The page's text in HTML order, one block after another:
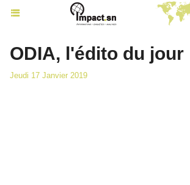
ODIA, l'édito du jour
Jeudi 17 Janvier 2019